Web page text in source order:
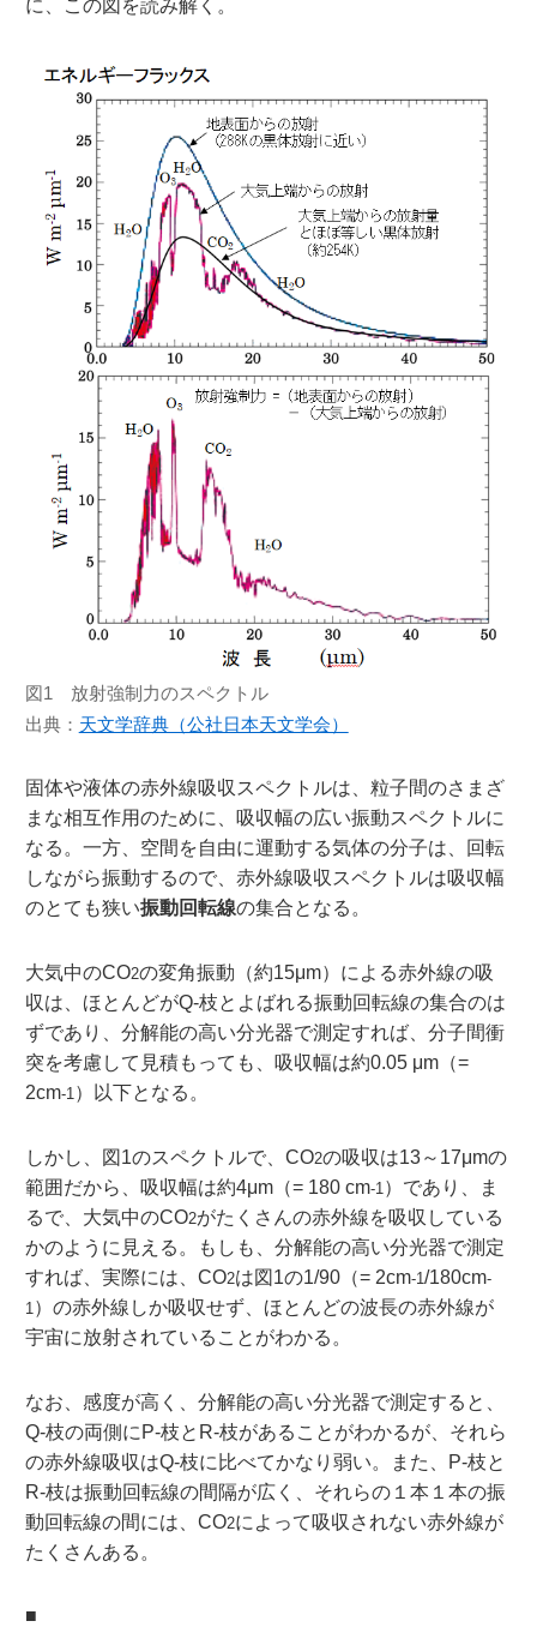
に、この図を読み解く。
図1 放射強制力のスペクトル
出典： 天文学辞典（公社日本天文学会）
固体や液体の赤外線吸収スペクトルは、粒子間のさまざ
まな相互作用のために、吸収幅の広い振動スペクトルに
なる。一方、空間を自由に運動する気体の分子は、回転
しながら振動するので、赤外線吸収スペクトルは吸収幅
のとても狭い振動回転線の集合となる。
大気中のCO2の変角振動（約15μm）による赤外線の吸
収は、ほとんどがQ-枝とよばれる振動回転線の集合のは
ずであり、分解能の高い分光器で測定すれば、分子間衝
突を考慮して見積もっても、吸収幅は約0.05 μm（=
2cm-1 ）以下となる。
しかし、図1のスペクトルで、CO2の吸収は13～17μmの
範囲だから、吸収幅は約4μm（= 180 cm-1 ）であり、ま
るで、大気中のCO2がたくさんの赤外線を吸収している
かのように見える。もしも、分解能の高い分光器で測定
すれば、実際には、CO2は図1の1/90（= 2cm-1/180cm-
1 ）の赤外線しか吸収せず、ほとんどの波長の赤外線が
宇宙に放射されていることがわかる。
なお、感度が高く、分解能の高い分光器で測定すると、
Q-枝の両側にP-枝とR-枝があることがわかるが、それら
の赤外線吸収はQ-枝に比べてかなり弱い。また、P-枝と
R-枝は振動回転線の間隔が広く、それらの１本１本の振
動回転線の間には、CO2によって吸収されない赤外線が
たくさんある。
■